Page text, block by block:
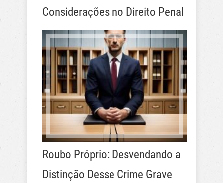
Considerações no Direito Penal
Roubo Próprio: Desvendando a
Distinção Desse Crime Grave